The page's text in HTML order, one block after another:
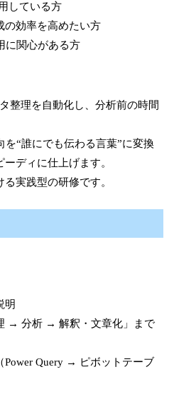
している方
の効率を高めたい方
に関心がある方
整理を自動化し、分析前の時間
“誰にでも伝わる言葉”に変換
ディに仕上げます。
実践型の研修です。
明
→ 分析 → 解釈・文章化」まで
Power Query → ピボットテーブ